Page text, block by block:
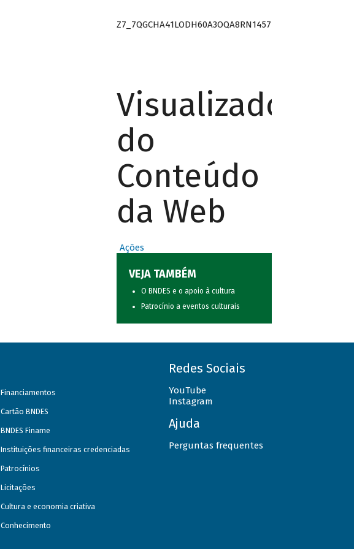
Z7_7QGCHA41LODH60A3OQA8RN1457
Visualizador
do
Conteúdo
da Web
Ações
VEJA TAMBÉM
O BNDES e o apoio à cultura
Patrocínio a eventos culturais
Financiamentos
Cartão BNDES
BNDES Finame
Instituições financeiras credenciadas
Patrocínios
Licitações
Cultura e economia criativa
Conhecimento
Redes Sociais
YouTube
Instagram
Ajuda
Perguntas frequentes